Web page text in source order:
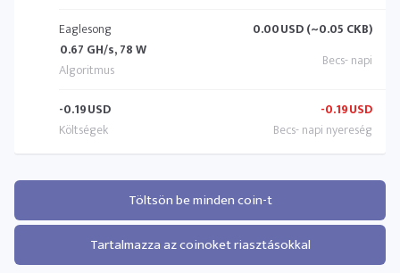
Eaglesong
0.67 GH/s, 78 W
0.00USD (~0.05 CKB)
-0.19USD -0.19USD
Töltsön be minden coin-t
Tartalmazza az coinoket riasztásokkal